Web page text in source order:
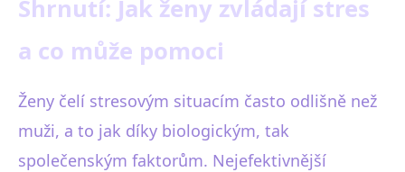
Shrnutí: Jak ženy zvládají stres
a co může pomoci
Ženy čelí stresovým situacím často odlišně než
muži, a to jak díky biologickým, tak
společenským faktorům. Nejefektivnější